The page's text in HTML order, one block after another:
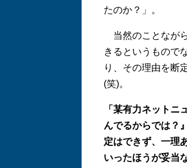
たのか？」。
当然のことなが
きるというもので
り、その理由を断
(笑)。
「某有力ネットニ
んでるからでは？
定はできず、一理
いったほうが妥当